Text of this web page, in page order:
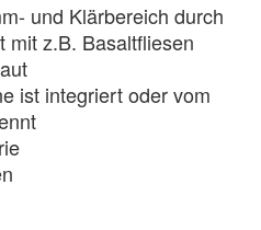
und Klärbereich durch
mit z.B. Basaltfliesen
ist integriert oder vom